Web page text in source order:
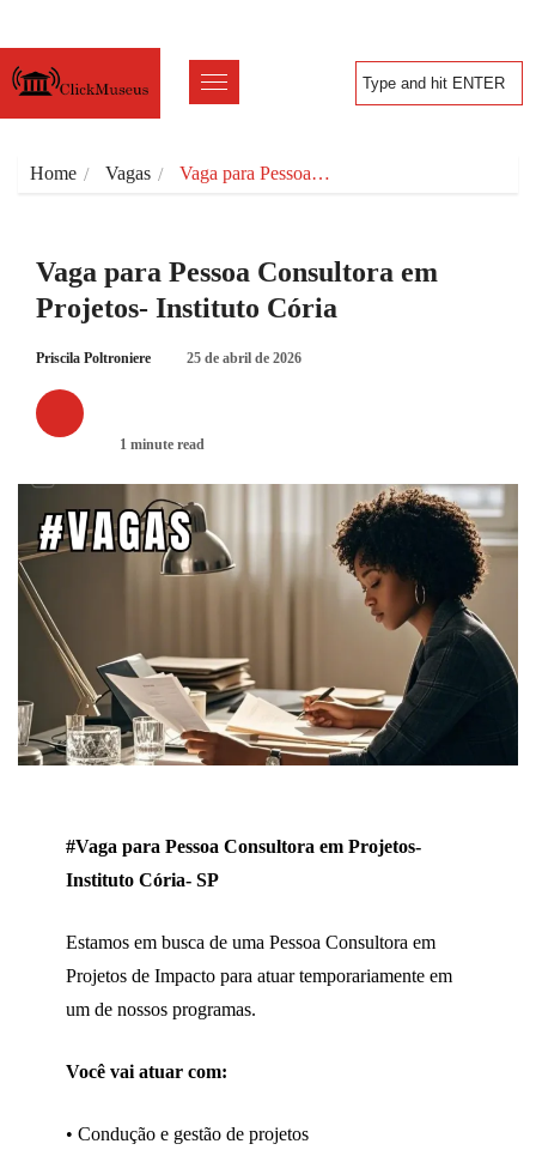
Home Vagas Vaga para Pessoa…
Vaga para Pessoa Consultora em
Projetos- Instituto Cória
Priscila Poltroniere 25 de abril de 2026
1 minute read
#Vaga para Pessoa Consultora em Projetos-
Instituto Cória- SP
Estamos em busca de uma Pessoa Consultora em
Projetos de Impacto para atuar temporariamente em
um de nossos programas.
Você vai atuar com:
• Condução e gestão de projetos